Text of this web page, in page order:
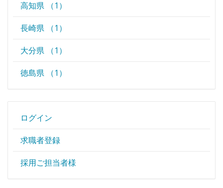
高知県 （1）
長崎県 （1）
大分県 （1）
徳島県 （1）
ログイン
求職者登録
採用ご担当者様